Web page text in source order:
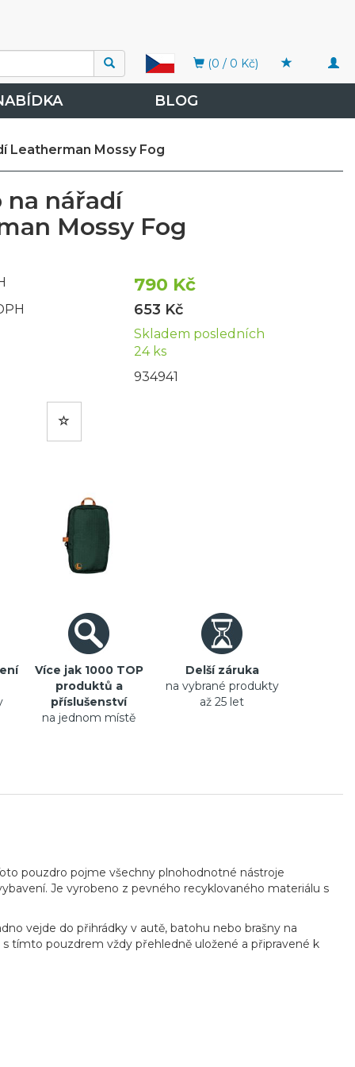
(0 / 0 Kč)
BLOG
Leatherman Mossy Fog
na nářadí
Mossy Fog
790 Kč
653 Kč
Skladem posledních
24 ks
934941
Více jak 1000 TOP
produktů a
příslušenství
na jednom místě
Delší záruka
na vybrané produkty
až 25 let
pouzdro pojme všechny plnohodnotné nástroje
Je vyrobeno z pevného recyklovaného materiálu s
vejde do přihrádky v autě, batohu nebo brašny na
tímto pouzdrem vždy přehledně uložené a připravené k